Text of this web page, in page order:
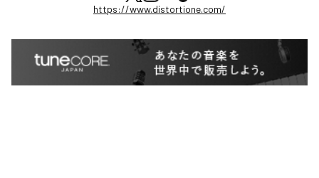
https://www.distortione.com/